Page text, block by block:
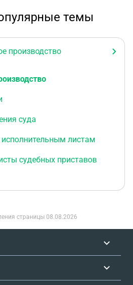
темы
производство
суда
листам
судебных приставов
страницы 08.08.2026